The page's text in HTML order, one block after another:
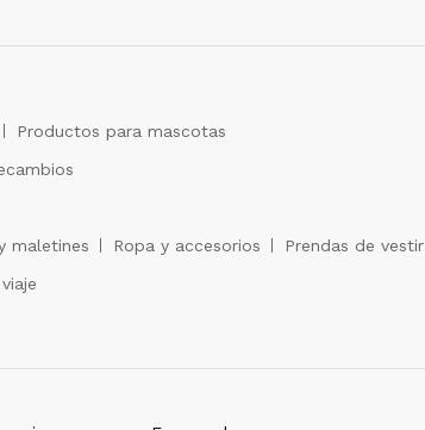
Productos para mascotas
maletines Ropa y accesorios
Prendas de vestir